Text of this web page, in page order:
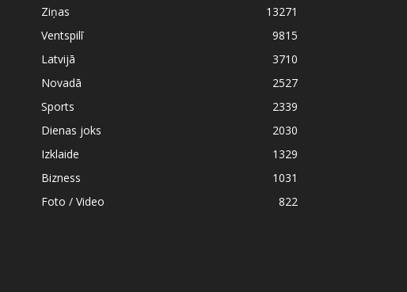
Ziņas
13271
Ventspilī
9815
Latvijā
3710
Novadā
2527
Sports
2339
Dienas joks
2030
Izklaide
1329
Bizness
1031
Foto / Video
822